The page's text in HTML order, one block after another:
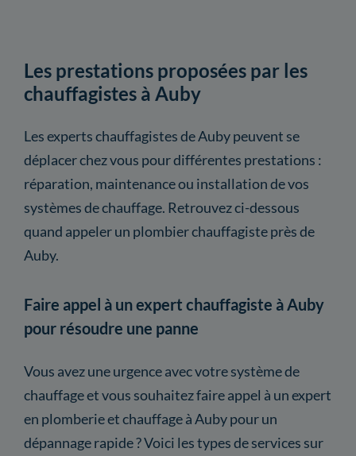
Les prestations proposées par les
chauffagistes à Auby
Les experts chauffagistes de Auby peuvent se
déplacer chez vous pour différentes prestations :
réparation, maintenance ou installation de vos
systèmes de chauffage. Retrouvez ci-dessous
quand appeler un plombier chauffagiste près de
Auby.
Faire appel à un expert chauffagiste à Auby
pour résoudre une panne
Vous avez une urgence avec votre système de
chauffage et vous souhaitez faire appel à un expert
en plomberie et chauffage à Auby pour un
dépannage rapide ? Voici les types de services sur